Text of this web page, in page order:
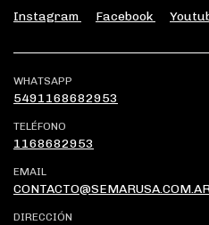
Instagram Facebook
WHATSAPP
5491168682953
TELÉFONO
1168682953
EMAIL
DIRECCIÓN